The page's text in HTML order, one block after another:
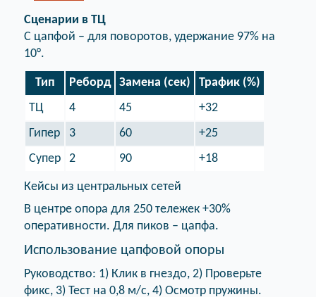
Сценарии в ТЦ
С цапфой – для поворотов, удержание 97% на
10°.
Тип Реборд Замена (сек)
Трафик (%)
ТЦ
4 45
+32
Гипер
3 60
+25
Супер
2 90 +18
Кейсы из центральных сетей
В центре опора для 250 тележек +30%
оперативности. Для пиков – цапфа.
Использование цапфовой опоры
Руководство: 1) Клик в гнездо, 2) Проверьте
фикс, 3) Тест на 0,8 м/с, 4) Осмотр пружины.